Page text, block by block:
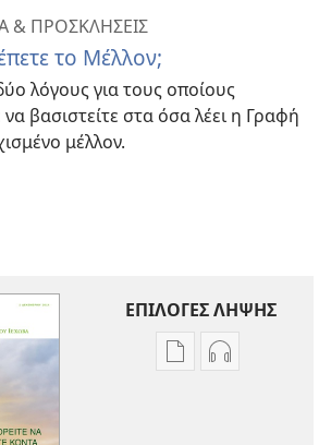
& ΠΡΟΣΚΛΗΣΕΙΣ
το Μέλλον;
λόγους για τους οποίους
να βασιστείτε στα όσα λέει η Γραφή
μέλλον.
ΕΠΙΛΟΓΕΣ ΛΗΨΗΣ
ΕπιλογέςΕπιλογές